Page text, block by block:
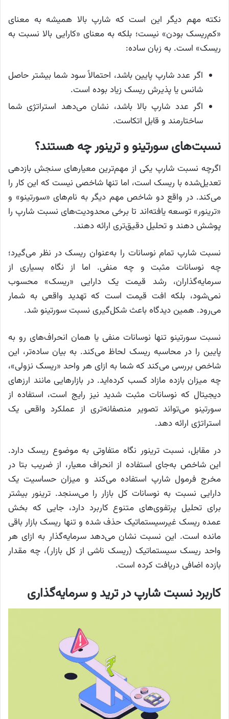
نکته مهم دیگر این است که شارپ بالا همیشه به معنای
«کم‌ریسک بودن» نیست؛ بلکه به معنای «کارایی بالا نسبت به
ریسک» است. به زبان ساده:
اگر عدد شارپ پایین باشد، احتمالاً سود شما بیشتر حاصل
شانس یا پذیرش ریسک زیاد بوده است.
اگر عدد شارپ بالا باشد، نشان می‌دهد استراتژی شما
ساختارمند و قابل اتکاست.
نسبت‌های سورتینو و ترینور چه هستند؟
اگرچه نسبت شارپ یکی از مهم‌ترین معیارهای سنجش بازدهی
تعدیل‌شده با ریسک است، اما تنها شاخصی نیست که این کار را
می‌کند. در واقع دو شاخص مهم دیگر به نام‌های «سورتینو» و
«ترینور» توسعه یافته‌اند تا برخی محدودیت‌های نسبت شارپ را
پوشش دهند و تحلیل دقیق‌تری ارائه دهند.
نسبت شارپ تمام نوسانات را به‌عنوان ریسک در نظر می‌گیرد؛
چه نوسانات مثبت و چه منفی. اما از نگاه بسیاری از
سرمایه‌گذاران، رشد قیمت یک دارایی «ریسک» محسوب
نمی‌شود، بلکه افت قیمت است که تهدید واقعی به شمار
می‌رود. همین دیدگاه باعث شکل‌گیری نسبت سورتینو شد.
نسبت سورتینو تنها نوسانات منفی یا همان انحراف‌های رو به
پایین را در محاسبه ریسک لحاظ می‌کند. به بیان ساده‌تر، این
شاخص بررسی می‌کند که شما به ازای هر واحد «ریسک نزولی»،
چه میزان بازده مازاد کسب کرده‌اید. در بازارهایی مانند ارزهای
دیجیتال که نوسانات مثبت شدید نیز رایج است، استفاده از
سورتینو می‌تواند تصویر منصفانه‌تری از عملکرد واقعی یک
استراتژی ارائه دهد.
در مقابل، نسبت ترینور نگاه متفاوتی به موضوع ریسک دارد.
این شاخص به‌جای استفاده از انحراف معیار، از ضریب بتا در
مخرج فرمول شارپ استفاده می‌کند و میزان حساسیت یک
دارایی نسبت به نوسانات کل بازار را می‌سنجد. ترینور بیشتر
برای تحلیل پرتفوی‌های متنوع کاربرد دارد، جایی که بخش
عمده ریسک غیرسیستماتیک حذف شده و تنها ریسک بازار باقی
مانده است. این نسبت نشان می‌دهد سرمایه‌گذار به ازای هر
واحد ریسک سیستماتیک (ریسک ناشی از کل بازار)، چه مقدار
بازده اضافی دریافت کرده است.
کاربرد نسبت شارپ در ترید و سرمایه‌گذاری